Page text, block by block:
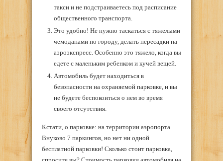
такси и не подстраиваетесь под расписание
общественного транспорта.
Это удобно! Не нужно таскаться с тяжелыми
чемоданами по городу, делать пересадки на
аэроэкспресс. Особенно это тяжело, когда вы
едете с маленьким ребенком и кучей вещей.
Автомобиль будет находиться в
безопасности на охраняемой парковке, и вы
не будете беспокоиться о нем во время
своего отсутствия.
Кстати, о парковке: на территории аэропорта
Внуково 7 паркингов, но нет ни одной
бесплатной парковки! Сколько стоит парковка,